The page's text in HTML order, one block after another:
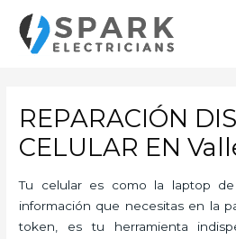
contenido
REPARACIÓN
CELULAR EN
Tu celular es como la laptop
información que necesitas en la
token, es tu herramienta